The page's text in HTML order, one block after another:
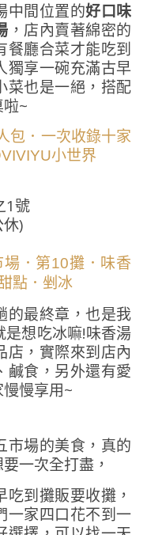
中間位置的好口味
，店內賣著綿密的
餐廳合菜才能吃到
獨享一碗充滿古早
菜也是一絕，搭配
~
1號
)
場．第10攤．味香
點．剉冰
的最終章，也是我
想吃冰嘛!味香湯
店，實際來到店內
鹹食，另外還有愛
慢享用~
市場的美食，真的
一次全打盡，
到攤販要收攤，
一家四口花不到一